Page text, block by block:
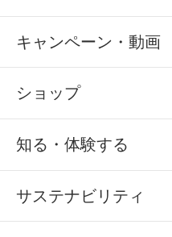
キャンペーン・動画
ショップ
知る・体験する
サステナビリティ